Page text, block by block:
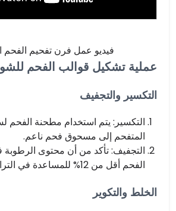
فيديو عمل فرن تفحيم الفحم
عملية تشكيل قوالب الفحم
التكسير والتجفيف
التكسير: يتم استخدام مطحنة
المتفحم إلى مسحوق فحم ناعم.
التجفيف: تأكد من أن محتوى
الفحم أقل من 12% للمساعدة في الترابط والقولبة.
الخلط والتكوير